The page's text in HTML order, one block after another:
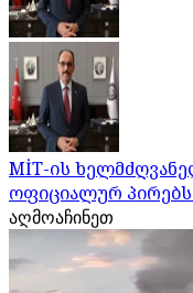
MİT-ის
ოფიციალურ პირებს
აღმოაჩინეთ